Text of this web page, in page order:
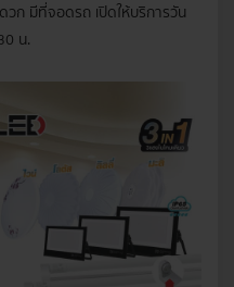
วก มีที่จอดรถ เปิดให้บริการวัน
น.